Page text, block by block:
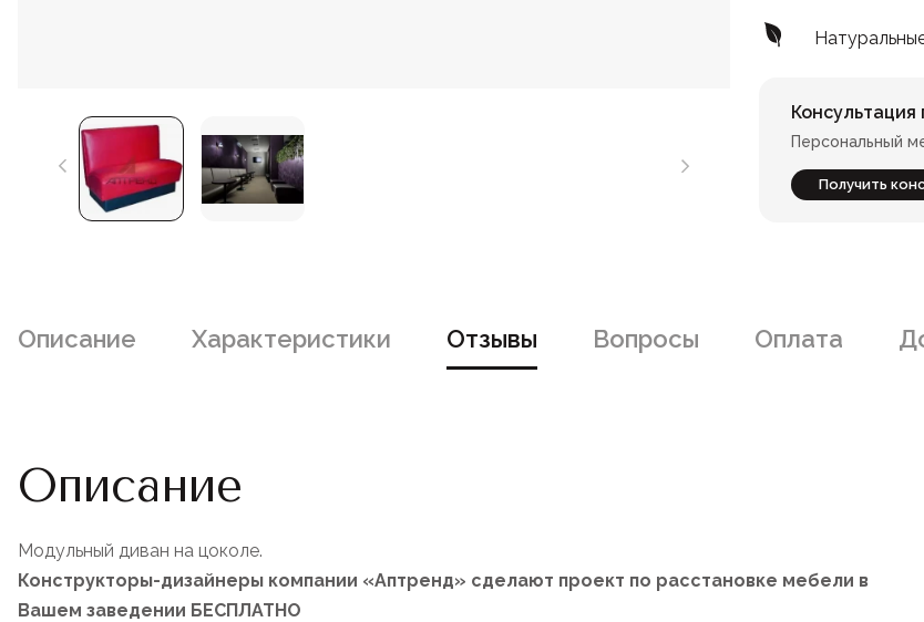
Консультация
Персональный
Получить
Описание Характеристики Отзывы Вопросы Оплата
Описание
Модульный диван на цоколе.
Конструкторы-дизайнеры компании «Аптренд» сделают проект по расстановке мебели в
Вашем заведении БЕСПЛАТНО